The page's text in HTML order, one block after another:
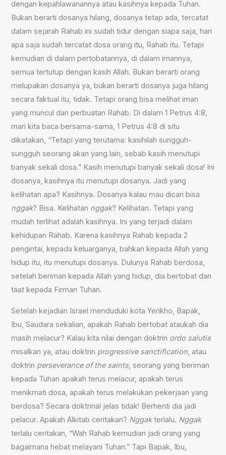
dengan kepahlawanannya atau kasihnya kepada Tuhan.
Bukan berarti dosanya hilang, dosanya tetap ada, tercatat
dalam sejarah Rahab ini sudah tidur dengan siapa saja, hari
apa saja sudah tercatat dosa orang itu, Rahab itu. Tetapi
kemudian di dalam pertobatannya, di dalam imannya,
semua tertutup dengan kasih Allah. Bukan berarti orang
melupakan dosanya ya, bukan berarti dosanya juga hilang
secara faktual itu, tidak. Tetapi orang bisa melihat iman
yang muncul dari perbuatan Rahab. Di dalam 1 Petrus 4:8,
mari kita baca bersama-sama, 1 Petrus 4:8 di situ
dikatakan, “Tetapi yang terutama: kasihilah sungguh-
sungguh seorang akan yang lain, sebab kasih menutupi
banyak sekali dosa.” Kasih menutupi banyak sekali dosa! Ini
dosanya, kasihnya itu menutupi dosanya. Jadi yang
kelihatan apa? Kasihnya. Dosanya kalau mau dicari bisa
nggak? Bisa. Kelihatan nggak? Kelihatan. Tetapi yang
mudah terlihat adalah kasihnya. Ini yang terjadi dalam
kehidupan Rahab. Karena kasihnya Rahab kepada 2
pengintai, kepada keluarganya, bahkan kepada Allah yang
hidup itu, itu menutupi dosanya. Dulunya Rahab berdosa,
setelah beriman kepada Allah yang hidup, dia bertobat dan
taat kepada Firman Tuhan.
Setelah kejadian Israel menduduki kota Yerikho, Bapak,
Ibu, Saudara sekalian, apakah Rahab bertobat ataukah dia
masih melacur? Kalau kita nilai dengan doktrin ordo salutis
misalkan ya, atau doktrin progressive sanctification, atau
doktrin perseverance of the saints, seorang yang beriman
kepada Tuhan apakah terus melacur, apakah terus
menikmati dosa, apakah terus melakukan pekerjaan yang
berdosa? Secara doktrinal jelas tidak! Berhenti dia jadi
pelacur. Apakah Alkitab ceritakan? Nggakterlalu. Nggak
terlalu ceritakan, “Wah Rahab kemudian jadi orang yang
bagaimana hebat melayani Tuhan.” Tapi Bapak, Ibu,